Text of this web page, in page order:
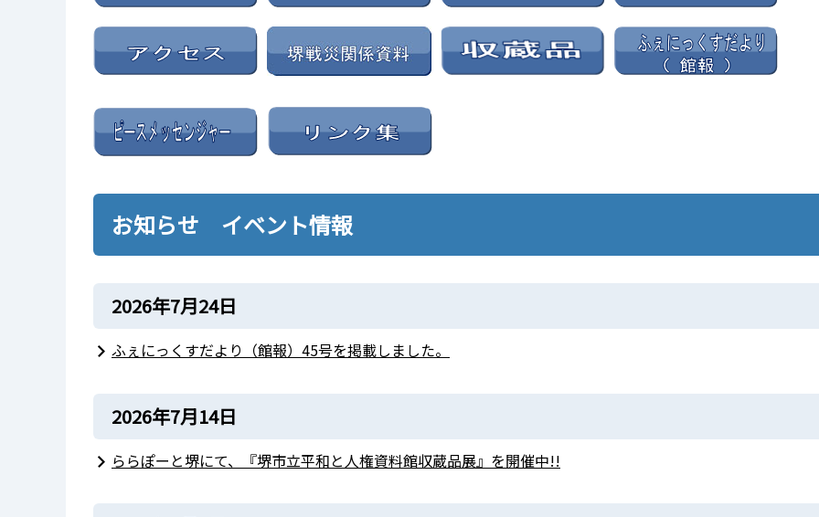
お知らせ イベント情報
2026年7月24日
ふぇにっくすだより（館報）45号を掲載しました。
2026年7月14日
ららぽーと堺にて、『堺市立平和と人権資料館収蔵品展』を開催中!!